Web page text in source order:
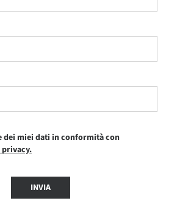
dei miei dati in conformità con
INVIA